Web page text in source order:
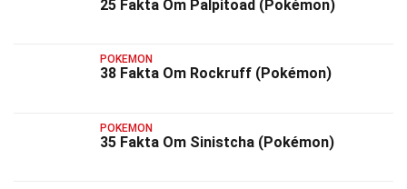
25 Fakta Om Palpitoad (Pokémon)
POKEMON
38 Fakta Om Rockruff (Pokémon)
POKEMON
35 Fakta Om Sinistcha (Pokémon)